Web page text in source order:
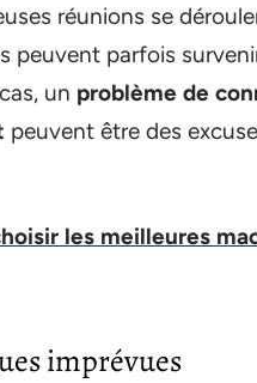
réunions se
peuvent parfois
un problème de
peuvent être des
les meilleures
imprévues